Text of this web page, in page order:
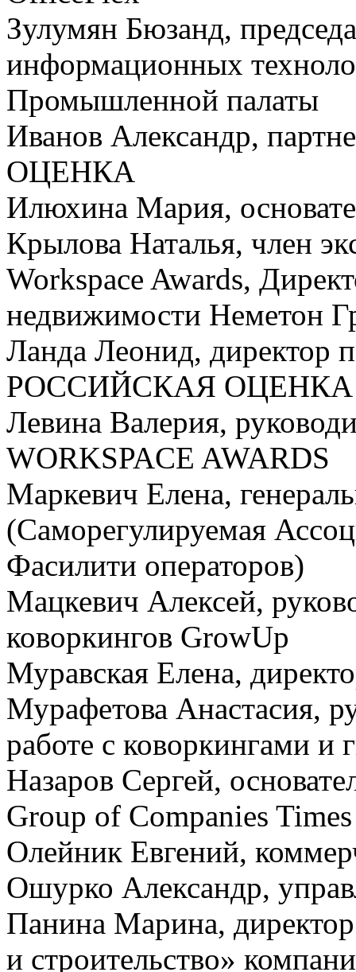
Зулумян Бюзанд,
информационных
Промышленной палаты
Иванов Александр,
ОЦЕНКА
Илюхина Мария,
Крылова Наталья, член
Workspace Awards,
недвижимости Неметон
Ланда Леонид, директор
РОССИЙСКАЯ ОЦЕНКА
Левина Валерия,
WORKSPACE AWARDS
Маркевич Елена,
(Саморегулируемая
Фасилити операторов)
Мацкевич Алексей,
коворкингов GrowUp
Муравская Елена,
Мурафетова Анастасия,
работе с коворкингами
Назаров Сергей,
Group of Companies Times
Олейник Евгений,
Ошурко Александр,
Панина Марина,
и строительство»